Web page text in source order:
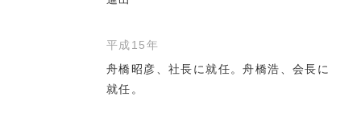
平成15年
舟橋昭彦、社長に就任。舟橋浩、会長に
就任。